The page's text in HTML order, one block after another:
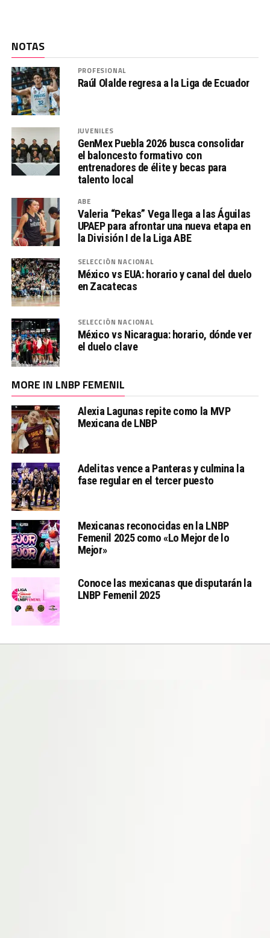
NOTAS
PROFESIONAL
Raúl Olalde regresa a la Liga de Ecuador
JUVENILES
GenMex Puebla 2026 busca consolidar
el baloncesto formativo con
entrenadores de élite y becas para
talento local
ABE
Valeria “Pekas” Vega llega a las Águilas
UPAEP para afrontar una nueva etapa en
la División I de la Liga ABE
SELECCIÓN NACIONAL
México vs EUA: horario y canal del duelo
en Zacatecas
SELECCIÓN NACIONAL
México vs Nicaragua: horario, dónde ver
el duelo clave
MORE IN LNBP FEMENIL
Alexia Lagunas repite como la MVP
Mexicana de LNBP
Adelitas vence a Panteras y culmina la
fase regular en el tercer puesto
Mexicanas reconocidas en la LNBP
Femenil 2025 como «Lo Mejor de lo
Mejor»
Conoce las mexicanas que disputarán la
LNBP Femenil 2025